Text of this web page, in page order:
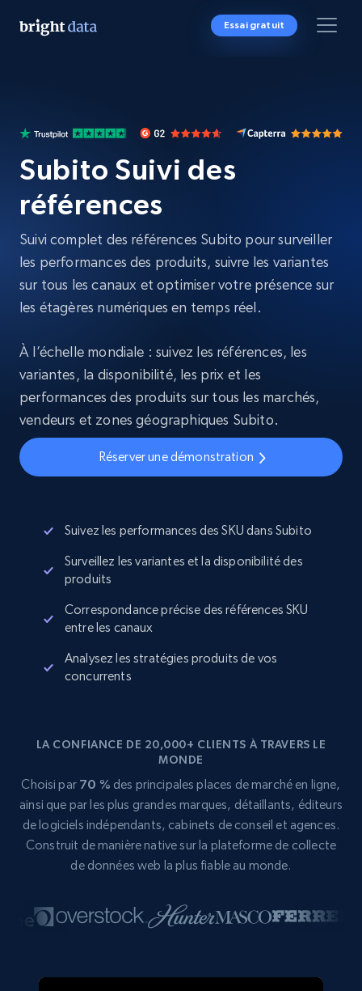
Essai gratuit
Subito Suivi des
références
Suivi complet des références Subito pour surveiller
les performances des produits, suivre les variantes
sur tous les canaux et optimiser votre présence sur
les étagères numériques en temps réel.
À l’échelle mondiale : suivez les références, les
variantes, la disponibilité, les prix et les
performances des produits sur tous les marchés,
vendeurs et zones géographiques Subito.
Réserver une démonstration
Suivez les performances des SKU dans Subito
Surveillez les variantes et la disponibilité des
produits
Correspondance précise des références SKU
entre les canaux
Analysez les stratégies produits de vos
concurrents
LA CONFIANCE DE 20,000+ CLIENTS À TRAVERS LE
MONDE
Choisi par 70 % des principales places de marché en ligne,
ainsi que par les plus grandes marques, détaillants, éditeurs
de logiciels indépendants, cabinets de conseil et agences.
Construit de manière native sur la plateforme de collecte
de données web la plus fiable au monde.